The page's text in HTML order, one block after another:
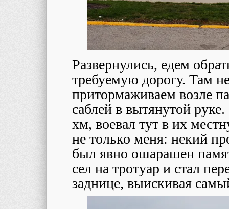
Развернулись, едем
требуемую дорогу. Там
притормаживаем возле
саблей в вытянутой
хм, воевал тут в их
не только меня: некий
был явно ошарашен
сел на тротуар и стал
заднице, выискивая